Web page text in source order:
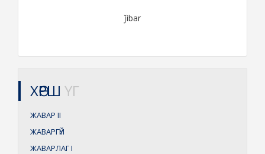
ǰibar
ХӨРШ ҮГ
ЖАВАР II
ЖАВАРГҮЙ
ЖАВАРЛАГI